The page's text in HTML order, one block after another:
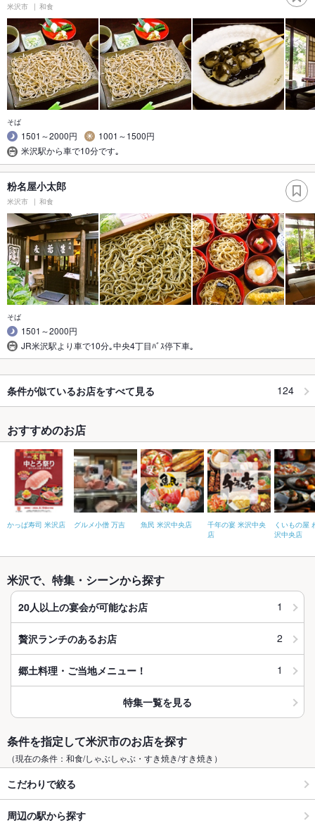
米沢市 和食
そば
1501～2000円
1001～1500円
米沢駅から車で10分です｡
粉名屋小太郎
米沢市 和食
そば
1501～2000円
JR米沢駅より車で10分｡中央4丁目ﾊﾞｽ停下車｡
条件が似ているお店をすべて見る 124
おすすめのお店
かっぱ寿司 米沢店 グルメ小僧 万吉 魚民 米沢中央店
千年の宴 米沢中央
店
くいもの屋
沢中央店
米沢で、特集・シーンから探す
20人以上の宴会が可能なお店 1
贅沢ランチのあるお店 2
郷土料理・ご当地メニュー！ 1
特集一覧を見る
条件を指定して米沢市のお店を探す
（現在の条件：和食/しゃぶしゃぶ・すき焼き/すき焼き）
こだわりで絞る
周辺の駅から探す